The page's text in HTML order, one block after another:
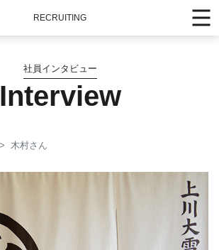
RECRUITING
社員インタビュー
Interview
木村さん